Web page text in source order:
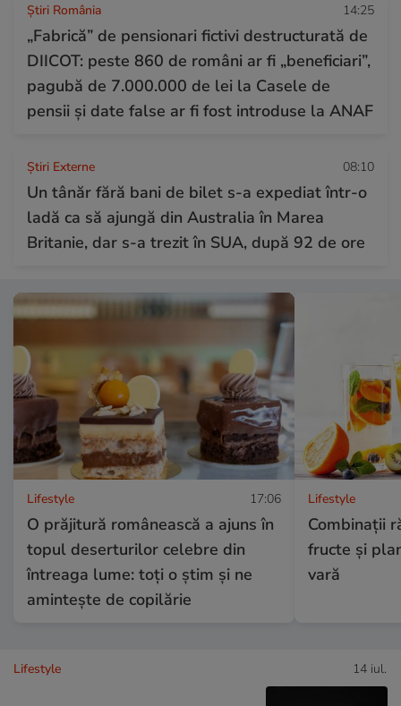
Știri România 14:25
„Fabrică” de pensionari fictivi destructurată de
DIICOT: peste 860 de români ar fi „beneficiari”,
pagubă de 7.000.000 de lei la Casele de
pensii și date false ar fi fost introduse la ANAF
Știri Externe 08:10
Un tânăr fără bani de bilet s-a expediat într-o
ladă ca să ajungă din Australia în Marea
Britanie, dar s-a trezit în SUA, după 92 de ore
Lifestyle 17:06
O prăjitură românească a ajuns în
topul deserturilor celebre din
întreaga lume: toți o știm și ne
amintește de copilărie
Lifestyle
Combinaţii
fructe şi
vară
Lifestyle 14 iul.